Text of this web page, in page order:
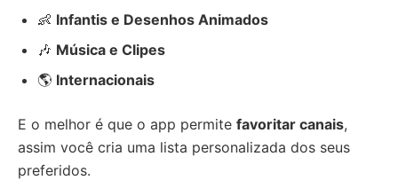
👶 Infantis e Desenhos Animados
🎶 Música e Clipes
🌎 Internacionais
E o melhor é que o app permite favoritar canais,
assim você cria uma lista personalizada dos seus
preferidos.